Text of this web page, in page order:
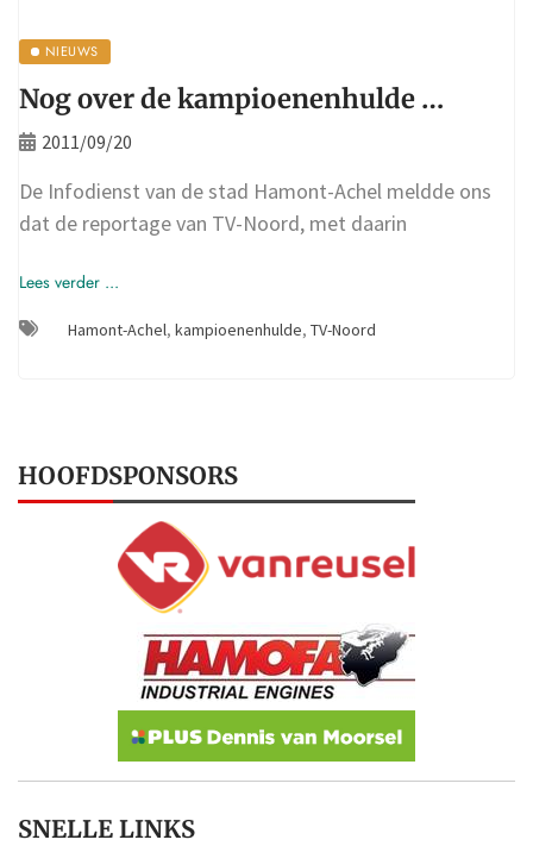
NIEUWS
Nog over de kampioenenhulde …
2011/09/20
De Infodienst van de stad Hamont-Achel meldde ons
dat de reportage van TV-Noord, met daarin
Lees verder ...
Hamont-Achel, kampioenenhulde, TV-Noord
HOOFDSPONSORS
SNELLE LINKS